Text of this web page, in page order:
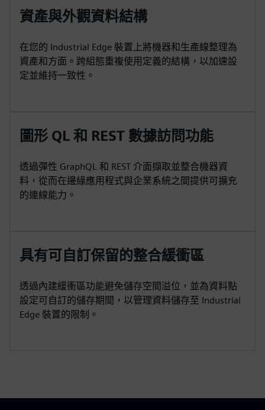
資產與外觀資料結構
在您的 Industrial Edge 裝置上將機器和生產線整理為
資產和方面。跨組態重複使用定義的結構，以加速設
定並維持一致性。
圖形 QL 和 REST 數據訪問功能
透過彈性 GraphQL 和 REST 介面擷取並整合機器資
料，從而在邊緣應用程式與企業系統之間提供可擴充
的連線能力。
具有可自訂保留的整合緩衝區
透過內建緩衝區功能避免儲存空間溢位，並為資料點
設定可自訂的儲存期間，以管理資料儲存至 Industrial
Edge 裝置的限制。